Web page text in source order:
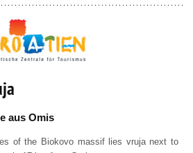
aus Omis
of the Biokovo massif lies vruja next to